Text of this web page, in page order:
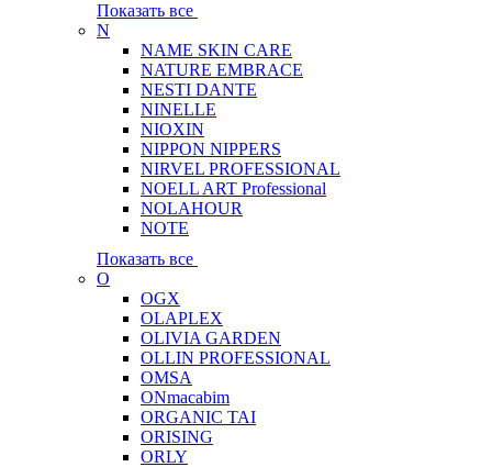
Показать все
N
NAME SKIN CARE
NATURE EMBRACE
NESTI DANTE
NINELLE
NIOXIN
NIPPON NIPPERS
NIRVEL PROFESSIONAL
NOELL ART Professional
NOLAHOUR
NOTE
Показать все
O
OGX
OLAPLEX
OLIVIA GARDEN
OLLIN PROFESSIONAL
OMSA
ONmacabim
ORGANIC TAI
ORISING
ORLY